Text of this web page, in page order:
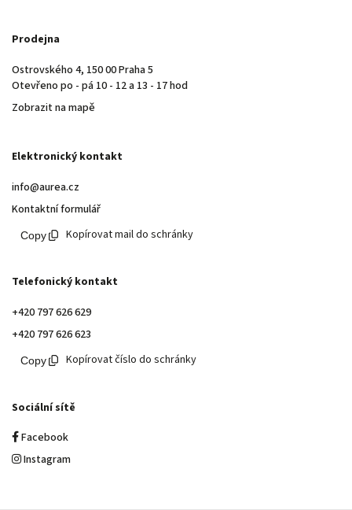
Prodejna
Ostrovského 4, 150 00 Praha 5
Otevřeno po - pá 10 - 12 a 13 - 17 hod
Zobrazit na mapě
Elektronický kontakt
info@aurea.cz
Kontaktní formulář
Kopírovat mail do schránky
Telefonický kontakt
+420 797 626 629
+420 797 626 623
Kopírovat číslo do schránky
Sociální sítě
Facebook
Instagram